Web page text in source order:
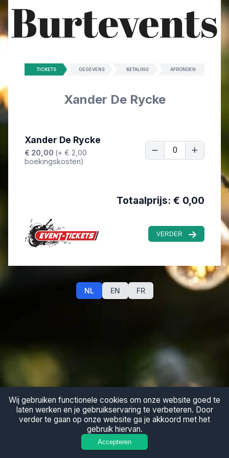
TICKETS GEGEVENS BETALING AFRONDEN
Xander De Rycke
Xander De Rycke
€ 20,00 (+ € 2,00
boekingskosten)
Totaalprijs: € 0,00
VERDER
NL EN FR
Wij gebruiken functionele cookies om onze website goed te
laten werken en je gebruikservaring te verbeteren. Door
verder te gaan op onze website ga je akkoord met het
gebruik hiervan.
Accepteren